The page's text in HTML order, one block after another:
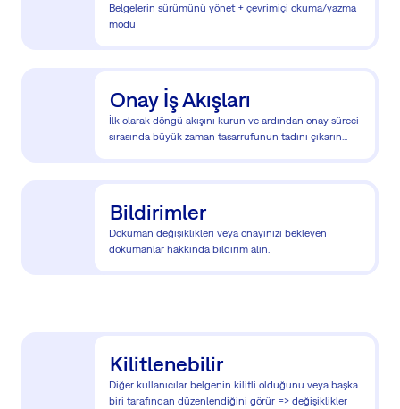
Belgelerin sürümünü yönet + çevrimiçi okuma/yazma
modu
Onay İş Akışları
İlk olarak döngü akışını kurun ve ardından onay süreci
sırasında büyük zaman tasarrufunun tadını çıkarın...
Bildirimler
Doküman değişiklikleri veya onayınızı bekleyen
dokümanlar hakkında bildirim alın.
Kilitlenebilir
Diğer kullanıcılar belgenin kilitli olduğunu veya başka
biri tarafından düzenlendiğini görür => değişiklikler